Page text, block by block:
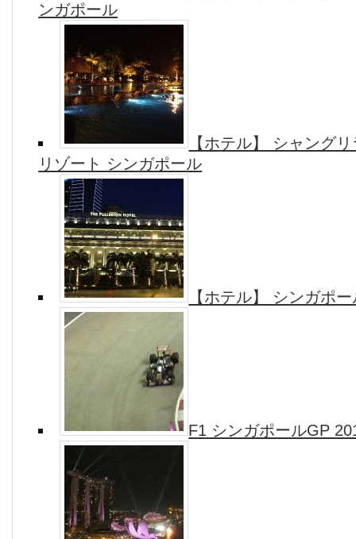
ンガポール
【ホテル】 シャング
リゾート シンガポール
【ホテル】 シンガポ
F1 シンガポールGP